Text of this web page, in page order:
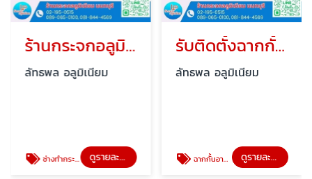
ร้านกระจกอลูมิเนียม นนทบุรี
ลัทธพล อลูมิเนียม
ช่างทำกระจกอลูมิเนียม ดูรายละเอียด
รับติดตั้งฉากกั้นอาบน้ำ
ลัทธพล อลูมิเนียม
ฉากกั้นอาบน้ำ ดูรายละเอียด